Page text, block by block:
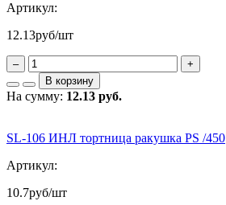
Артикул:
12.13руб/шт
–
+
В корзину
На сумму: 12.13 руб.
SL-106 ИНЛ тортница ракушка PS /450
Артикул:
10.7руб/шт